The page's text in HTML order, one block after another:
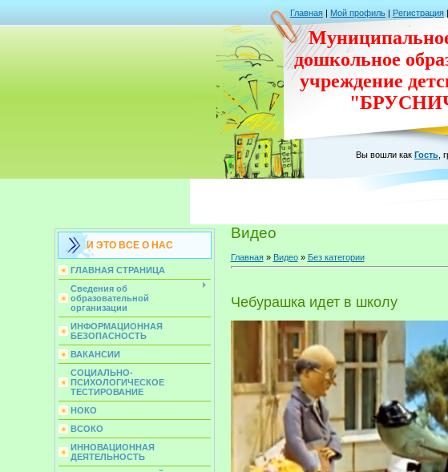
Главная | Мой профиль | Регистрация |
дошкольное
учреждение
Вы вошли как Гость
И ЭТО ВСЕ О НАС
ГЛАВНАЯ СТРАНИЦА
Сведения об
образовательной
организации
ИНФОРМАЦИОННАЯ
БЕЗОПАСНОСТЬ
ВАКАНСИИ
СОЦИАЛЬНО-
ПСИХОЛОГИЧЕСКОЕ
ТЕСТИРОВАНИЕ
НОКО
ВСОКО
ИННОВАЦИОННАЯ
ДЕЯТЕЛЬНОСТЬ
Видео
Главная» Видео» Без категории
Чебурашка идет в школу